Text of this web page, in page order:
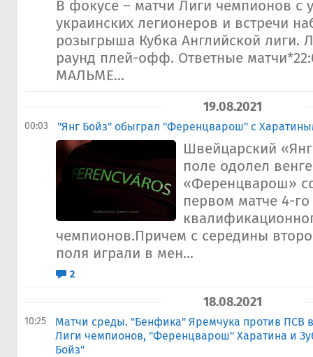
В фокусе – матчи Лиги чемпионов с
украинских легионеров и встречи
розыгрыша Кубка Английской лиги.
раунд плей-офф. Ответные
МАЛЬМЕ...
19.08.2021
00:03 "Янг Бойз" обыграл "Ференцварош" с
Швейцарский
поле одолел
«Ференцварош»
первом матче 4-го
чемпионов.Причем с середины
поля играли в мен...
2
18.08.2021
10:25
Матчи среды. "Бенфика" Яремчука против ПСВ
Лиги чемпионов, "Ференцварош" Харатина и
Бойз"